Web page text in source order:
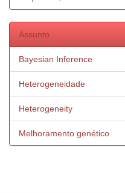
Assunto
Bayesian Inference
Heterogeneidade
Heterogeneity
Melhoramento genético